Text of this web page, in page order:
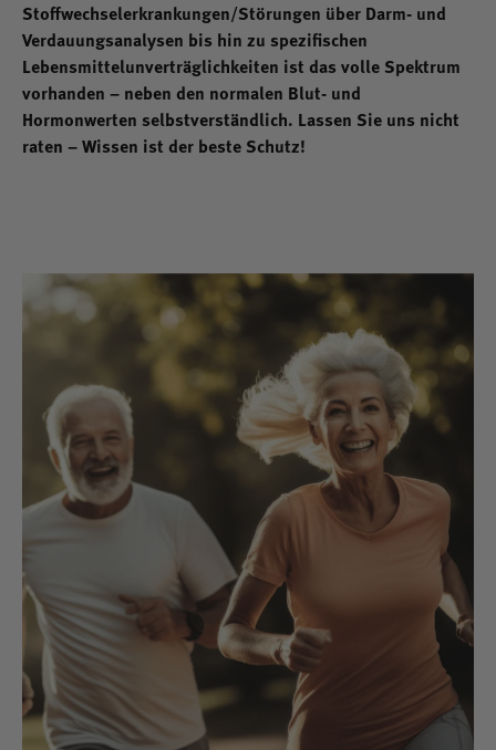
Stoffwechselerkrankungen/Störungen über Darm- und
Verdauungsanalysen bis hin zu spezifischen
Lebensmittelunverträglichkeiten ist das volle Spektrum
vorhanden – neben den normalen Blut- und
Hormonwerten selbstverständlich. Lassen Sie uns nicht
raten – Wissen ist der beste Schutz!